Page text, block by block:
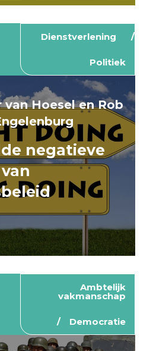
Dienstverlening
Politiek
van Hoesel en Rob
negatieve
Ambtelijk
vakmanschap
Democratie